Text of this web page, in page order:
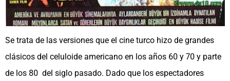
Se trata de las versiones que el cine turco hizo de grandes
clásicos del celuloide americano en los años 60 y 70 y parte
de los 80 del siglo pasado. Dado que los espectadores